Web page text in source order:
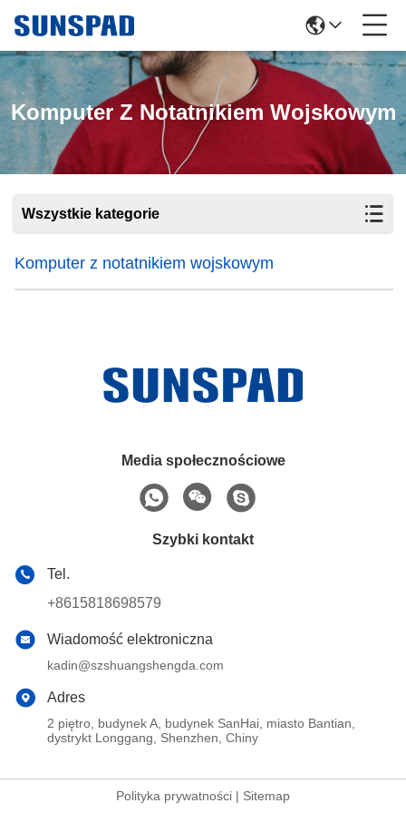
Komputer Z Notatnikiem Wojskowym
Wszystkie kategorie
Komputer z notatnikiem wojskowym
Media społecznościowe
Szybki kontakt
Tel.
+8615818698579
Wiadomość elektroniczna
kadin@szshuangshengda.com
Adres
2 piętro, budynek A, budynek SanHai, miasto Bantian,
dystrykt Longgang, Shenzhen, Chiny
Polityka prywatności | Sitemap